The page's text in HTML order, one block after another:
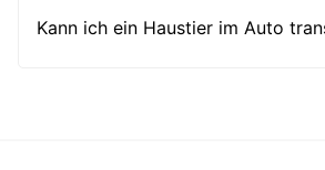
Kann ich ein Haustier im Auto